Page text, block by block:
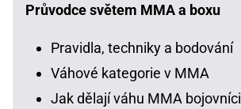
Průvodce světem MMA a boxu
Pravidla, techniky a bodování
Váhové kategorie v MMA
Jak dělají váhu MMA bojovníci